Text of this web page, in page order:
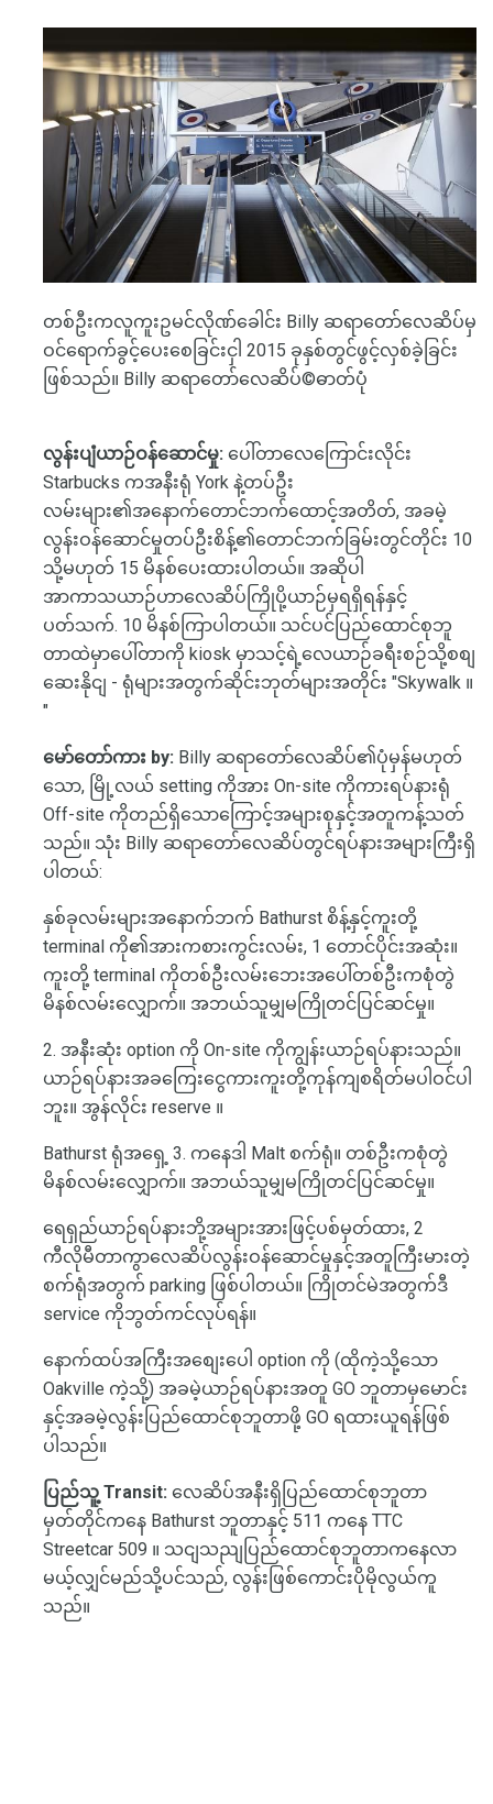
တစ်ဦးကလူကူးဥမင်လိုဏ်ခေါင်း Billy ဆရာတော်လေဆိပ်မှ
ဝင်ရောက်ခွင့်ပေးစေခြင်းငှါ 2015 ခုနှစ်တွင်ဖွင့်လှစ်ခဲ့ခြင်း
ဖြစ်သည်။ Billy ဆရာတော်လေဆိပ်©ဓာတ်ပုံ
လွန်းပျံယာဉ်ဝန်ဆောင်မှု: ပေါ်တာလေကြောင်းလိုင်း
Starbucks ကအနီးရုံ York နဲ့တပ်ဦး
လမ်းများ၏အနောက်တောင်ဘက်ထောင့်အတိတ်, အခမဲ့
လွန်းဝန်ဆောင်မှုတပ်ဦးစိန့်၏တောင်ဘက်ခြမ်းတွင်တိုင်း 10
သို့မဟုတ် 15 မိနစ်ပေးထားပါတယ်။ အဆိုပါ
အာကာသယာဉ်ဟာလေဆိပ်ကြိုပို့ယာဉ်မှရရှိရန်နှင့်
ပတ်သက်. 10 မိနစ်ကြာပါတယ်။ သင်ပင်ပြည်ထောင်စုဘူ
တာထဲမှာပေါ်တာကို kiosk မှာသင့်ရဲ့လေယာဉ်ခရီးစဉ်သို့စစျ
ဆေးနိုငျ - ရုံများအတွက်ဆိုင်းဘုတ်များအတိုင်း "Skywalk ။
"
မော်တော်ကား by: Billy ဆရာတော်လေဆိပ်၏ပုံမှန်မဟုတ်
သော, မြို့လယ် setting ကိုအား On-site ကိုကားရပ်နားရုံ
Off-site ကိုတည်ရှိသောကြောင့်အများစုနှင့်အတူကန့်သတ်
သည်။ သုံး Billy ဆရာတော်လေဆိပ်တွင်ရပ်နားအများကြီးရှိ
ပါတယ်:
နှစ်ခုလမ်းများအနောက်ဘက် Bathurst စိန့်နှင့်ကူးတို့
terminal ကို၏အားကစားကွင်းလမ်း, 1 တောင်ပိုင်းအဆုံး။
ကူးတို့ terminal ကိုတစ်ဦးလမ်းဘေးအပေါ်တစ်ဦးကစုံတွဲ
မိနစ်လမ်းလျှောက်။ အဘယ်သူမျှမကြိုတင်ပြင်ဆင်မှု။
2. အနီးဆုံး option ကို On-site ကိုကျွန်းယာဉ်ရပ်နားသည်။
ယာဉ်ရပ်နားအခကြေးငွေကားကူးတို့ကုန်ကျစရိတ်မပါဝင်ပါ
ဘူး။ အွန်လိုင်း reserve ။
Bathurst ရုံအရှေ့ 3. ကနေဒါ Malt စက်ရုံ။ တစ်ဦးကစုံတွဲ
မိနစ်လမ်းလျှောက်။ အဘယ်သူမျှမကြိုတင်ပြင်ဆင်မှု။
ရေရှည်ယာဉ်ရပ်နားဘို့အများအားဖြင့်ပစ်မှတ်ထား, 2
ကီလိုမီတာကွာလေဆိပ်လွန်းဝန်ဆောင်မှုနှင့်အတူကြီးမားတဲ့
စက်ရုံအတွက် parking ဖြစ်ပါတယ်။ ကြိုတင်မဲအတွက်ဒီ
service ကိုဘွတ်ကင်လုပ်ရန်။
နောက်ထပ်အကြီးအစျေးပေါ option ကို (ထိုကဲ့သို့သော
Oakville ကဲ့သို့) အခမဲ့ယာဉ်ရပ်နားအတူ GO ဘူတာမှမောင်း
နှင့်အခမဲ့လွန်းပြည်ထောင်စုဘူတာဖို့ GO ရထားယူရန်ဖြစ်
ပါသည်။
ပြည်သူ့ Transit: လေဆိပ်အနီးရှိပြည်ထောင်စုဘူတာ
မှတ်တိုင်ကနေ Bathurst ဘူတာနှင့် 511 ကနေ TTC
Streetcar 509 ။ သငျသညျပြည်ထောင်စုဘူတာကနေလာ
မယ့်လျှင်မည်သို့ပင်သည်, လွန်းဖြစ်ကောင်းပိုမိုလွယ်ကူ
သည်။